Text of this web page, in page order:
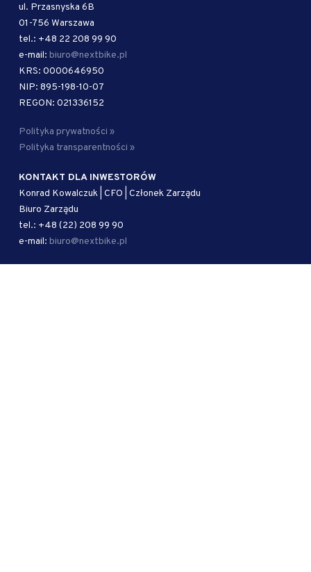
ul. Przasnyska 6B
01-756 Warszawa
tel.: +48 22 208 99 90
e-mail: biuro@nextbike.pl
KRS: 0000646950
NIP: 895-198-10-07
REGON: 021336152
Polityka prywatności »
Polityka transparentności »
KONTAKT DLA INWESTORÓW
Konrad Kowalczuk | CFO | Członek Zarządu
Biuro Zarządu
tel.: +48 (22) 208 99 90
e-mail: biuro@nextbike.pl